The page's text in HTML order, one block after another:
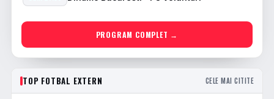
PROGRAM COMPLET →
TOP FOTBAL EXTERN CELE MAI CITITE